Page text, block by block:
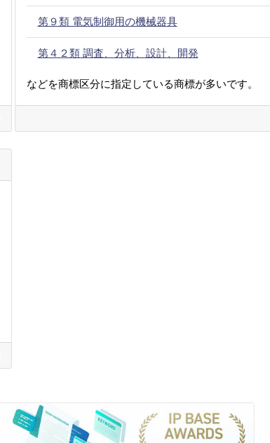
第９類 電気制御用の機械器具
第４２類 調査、分析、設計、開発
などを商標区分に指定している商標が多いです。